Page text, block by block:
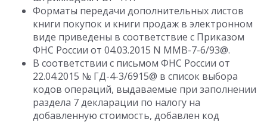
Форматы передачи дополнительных листов
книги покупок и книги продаж в электронном
виде приведены в соответствие с Приказом
ФНС России от 04.03.2015 N ММВ-7-6/93@.
В соответствии с письмом ФНС России от
22.04.2015 № ГД-4-3/6915@ в список выбора
кодов операций, выдаваемые при заполнении
раздела 7 декларации по налогу на
добавленную стоимость, добавлен код